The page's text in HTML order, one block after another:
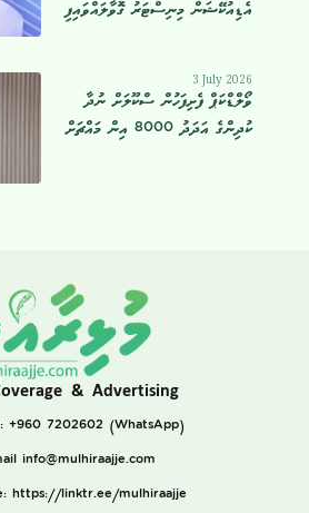
އެޑިއުކޭޝަން މިނިސްޓަރު ގޮވާލައްވައިފި
3 July 2026
ވޯލްޑްކަޕް ފެށިފަހުން ސްކޫލަށް ނުދާ
ކުދިންގެ އަދަދު 8000 އިން މައްޗަށް
& Advertising
+960 7202602 (WhatsApp)
info@mulhiraajje.com
https://linktr.ee/mulhiraajje